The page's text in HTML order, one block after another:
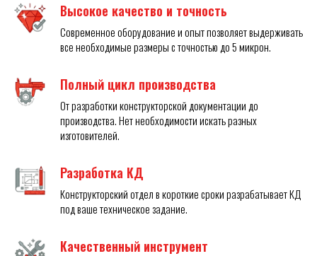
Высокое качество и точность
Современное оборудование и опыт позволяет выдерживать
все необходимые размеры с точностью до 5 микрон.
Полный цикл производства
От разработки конструкторской документации до
производства. Нет необходимости искать разных
изготовителей.
Разработка КД
Конструкторский отдел в короткие сроки разрабатывает КД
под ваше техническое задание.
Качественный инструмент